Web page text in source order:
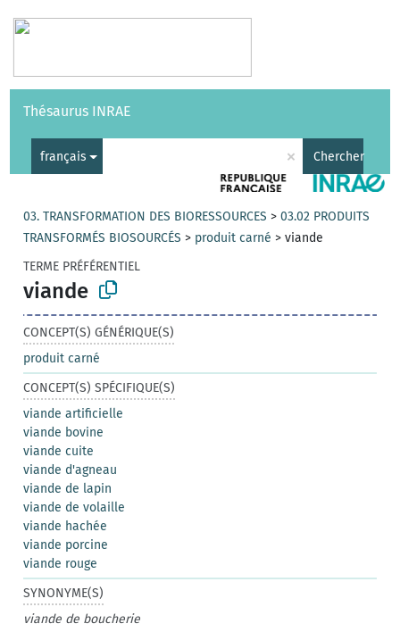
Vocabulaires API
Thésaurus INRAE
français × Chercher
03. TRANSFORMATION DES BIORESSOURCES >03.02 PRODUITS
TRANSFORMÉS BIOSOURCÉS > produit carné >viande
TERME PRÉFÉRENTIEL
viande
CONCEPT(S) GÉNÉRIQUE(S)
produit carné
CONCEPT(S) SPÉCIFIQUE(S)
viande artificielle
viande bovine
viande cuite
viande d'agneau
viande de lapin
viande de volaille
viande hachée
viande porcine
viande rouge
SYNONYME(S)
viande de boucherie